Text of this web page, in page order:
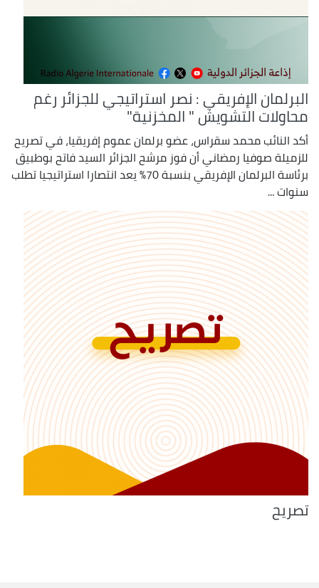
البرلمان الإفريقي : نصر استراتيجي للجزائر رغم
محاولات التشويش " المخزنية"
أكد النائب محمد سقراس، عضو برلمان عموم إفريقيا، في تصريح
للزميلة صوفيا رمضاني أن فوز مرشح الجزائر السيد فاتح بوطبيق
برئاسة البرلمان الإفريقي بنسبة 70% يعد انتصارا استراتيجيا تطلب
سنوات ...
تصريح